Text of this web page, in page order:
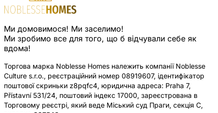
Ми домовимося! Ми заселимо!
Ми зробимо все для того, що б відчували себе як
вдома!
Торгова марка Noblesse Homes належить компанії Noblesse
Culture s.r.o., реєстраційний номер 08919607, ідентифікатор
поштової скриньки z8pqfc4, юридична адреса: Praha 7,
Přístavní 531/24, поштовий індекс 17000, зареєстрована в
Торговому реєстрі, який веде Міський суд Праги, секція C,